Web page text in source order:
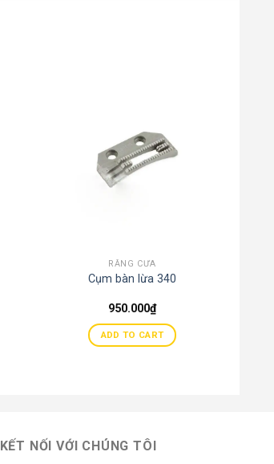
RĂNG CƯA
Cụm bàn lừa 340
950.000₫
ADD TO CART
KẾT NỐI VỚI CHÚNG TÔI